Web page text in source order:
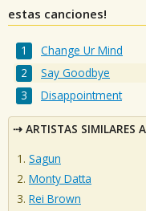
estas canciones!
Change Ur Mind
Say Goodbye
Disappointment
ARTISTAS SIMILARES
Sagun
Monty Datta
Rei Brown